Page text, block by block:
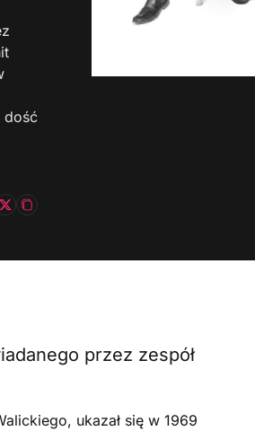
dość
przez zespół
ukazał się w 1969